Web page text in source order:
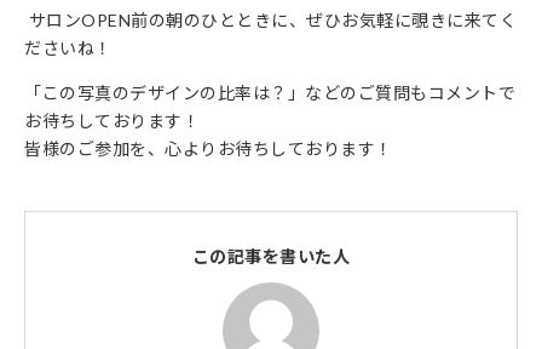
サロンOPEN前の朝のひとときに、ぜひお気軽に覗きに来てく
ださいね！
「この写真のデザインの比率は？」などのご質問もコメントで
お待ちしております！
皆様のご参加を、心よりお待ちしております！
この記事を書いた人